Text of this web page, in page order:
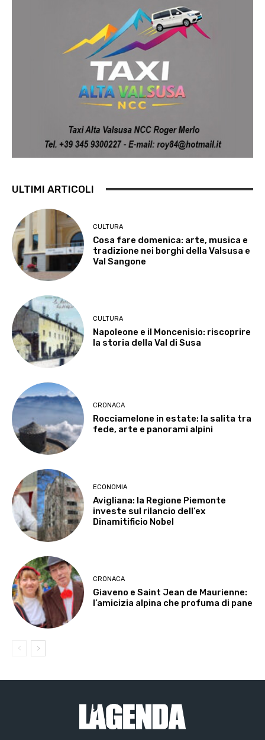
ULTIMI ARTICOLI
CULTURA
Cosa fare domenica: arte, musica e
tradizione nei borghi della Valsusa e
Val Sangone
CULTURA
Napoleone e il Moncenisio: riscoprire
la storia della Val di Susa
CRONACA
Rocciamelone in estate: la salita tra
fede, arte e panorami alpini
ECONOMIA
Avigliana: la Regione Piemonte
investe sul rilancio dell’ex
Dinamitificio Nobel
CRONACA
Giaveno e Saint Jean de Maurienne:
l’amicizia alpina che profuma di pane